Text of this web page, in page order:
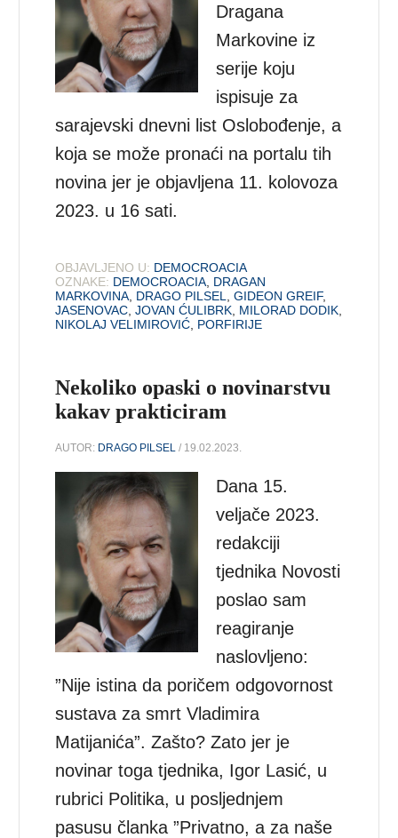
Dragana
Markovine iz
serije koju
ispisuje za
sarajevski dnevni list Oslobođenje, a
koja se može pronaći na portalu tih
novina jer je objavljena 11. kolovoza
2023. u 16 sati.
OBJAVLJENO U: DEMOCROACIA
OZNAKE: DEMOCROACIA DRAGAN
MARKOVINA DRAGO PILSEL ,GIDEON GREIF,
JASENOVAC ,JOVAN ĆULIBRK MILORAD DODIK
NIKOLAJ VELIMIROVIĆ PORFIRIJE
Nekoliko opaski o novinarstvu
kakav prakticiram
AUTOR: DRAGO PILSEL / 19.02.2023.
Dana 15.
veljače 2023.
redakciji
tjednika Novosti
poslao sam
reagiranje
naslovljeno:
”Nije istina da poričem odgovornost
sustava za smrt Vladimira
Matijanića”. Zašto? Zato jer je
novinar toga tjednika, Igor Lasić, u
rubrici Politika, u posljednjem
pasusu članka ”Privatno, a za naše